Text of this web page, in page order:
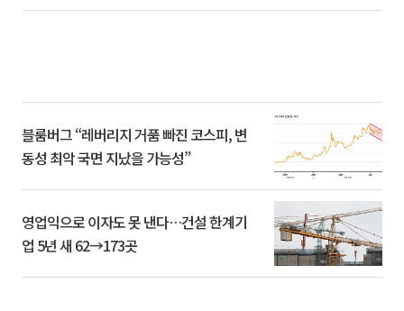
블룸버그 “레버리지 거품 빠진 코스피, 변
동성 최악 국면 지났을 가능성”
영업익으로 이자도 못 낸다…건설 한계기
업 5년 새 62→173곳